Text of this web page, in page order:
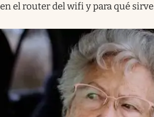
en el router del wifi y para qué sirve